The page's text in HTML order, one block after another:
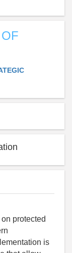
protected
is